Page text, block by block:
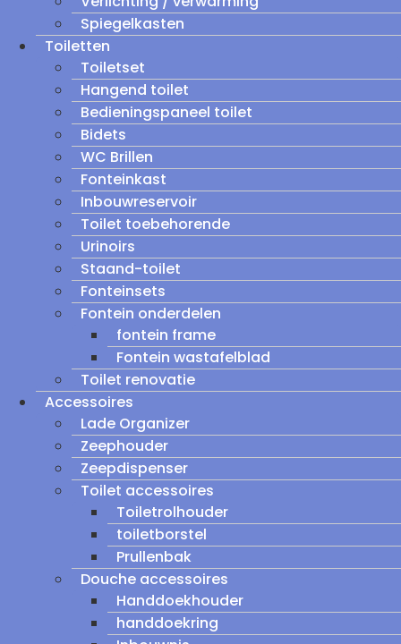
Spiegelkasten
Toiletten
Toiletset
Hangend toilet
Bedieningspaneel toilet
Bidets
WC Brillen
Fonteinkast
Inbouwreservoir
Toilet toebehorende
Urinoirs
Staand-toilet
Fonteinsets
Fontein onderdelen
fontein frame
Fontein wastafelblad
Toilet renovatie
Accessoires
Lade Organizer
Zeephouder
Zeepdispenser
Toilet accessoires
Toiletrolhouder
toiletborstel
Prullenbak
Douche accessoires
Handdoekhouder
handdoekring